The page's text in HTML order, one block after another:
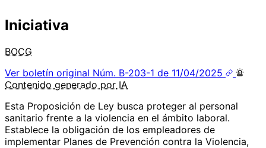
Iniciativa
BOCG
Ver boletín original Núm. B-203-1 de 11/04/2025
Contenido generado por IA
Esta Proposición de Ley busca proteger al personal
sanitario frente a la violencia en el ámbito laboral.
Establece la obligación de los empleadores de
implementar Planes de Prevención contra la Violencia,